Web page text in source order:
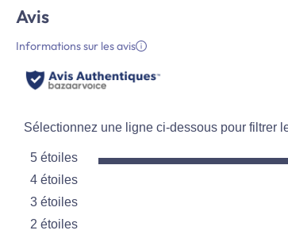
Avis
Informations sur les avis
Sélectionnez une ligne ci-dessous pour filtrer
5 étoiles étoiles
4 étoiles
3 étoiles
2 étoiles